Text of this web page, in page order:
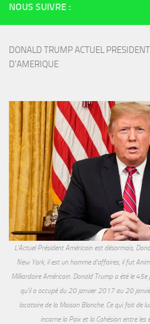
NOUS SUIVRE :
DONALD TRUMP ACTUEL
D'AMERIQUE
L'Actuel Président Américain est désormais,
New York, il est un homme d'affaires, il fut
Milliardaire Américain. Donald Trump a été le
qu'il a occupé du 20 janvier 2017 au 20
locataire de la Maison Blanche. Ce qui fait de
incarne la Paix et la Cohésion entre les